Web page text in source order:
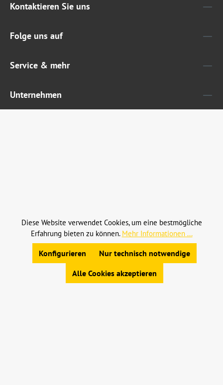
Kontaktieren Sie uns
Folge uns auf
Service & mehr
Unternehmen
© 2023 Leinweber Landtechnik GmbH & Co. KG
Allgemeine Geschäftsbedingungen|
Widerrufsbelehrung
Impressum
Diese Website verwendet Cookies, um eine bestmögliche
Erfahrung bieten zu können. Mehr Informationen ...
Nur technisch notwendige
Konfigurieren
Alle Cookies akzeptieren